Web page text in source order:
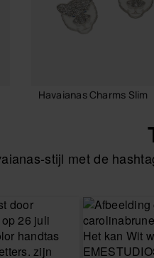
Havaianas Charms Slim
stijl met de